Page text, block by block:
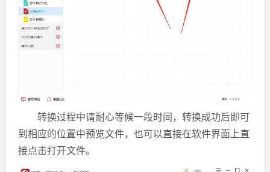
转换过程中请耐心等候一段时间，转换成功后即可
到相应的位置中预览文件，也可以直接在软件界面上直
接点击打开文件。